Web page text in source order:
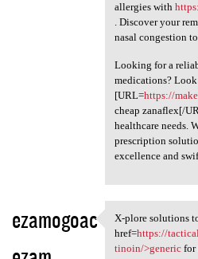
allergies with
. Discover your
nasal congestion
Looking for a
medications?
[URL=https://
cheap zanaflex[/
healthcare needs.
prescription
excellence and
ezamogoac X-plore
X-plore solutions
href=https://
tinoin/>genericfor